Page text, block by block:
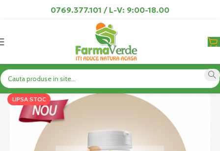
0769.377.101 / L-V: 9:00-18.00
LIPSA STOC